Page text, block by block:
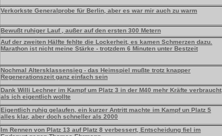
Verkorkste Generalprobe für Berlin, aber es war mir auch zu warm
Bewußt ruhiger Lauf , außer auf den ersten 300 Metern
Auf der zweiten Hälfte fehlte die Lockerheit, es kamen Schmerzen dazu.
Marathon ist nicht meine Stärke - trotzdem 6 Minuten unter Bestzeit
Nochmal Altersklassensieg - das Heimspiel mußte trotz knapper
Regenerationszeit ganz einfach sein
Dank Willi Lechner im Kampf um Platz 3 in der M40 mehr Kräfte verbraucht,
als ich eigentlich wollte
Eigentlich ruhig gelaufen, ein kurzer Antritt machte im Kampf un Platz 5
alles klar, aber doch schneller als 2000
Im Rennen von Platz 13 auf Platz 8 verbessert, Entscheidung fiel im